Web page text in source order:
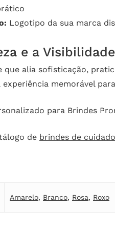
Logotipo da sua marca
e a
que alia sofisticação,
memorável
para Brindes
de brindes de
Amarelo, Branco, Rosa, Roxo